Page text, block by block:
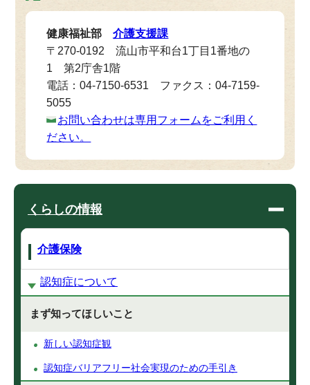
健康福祉部介護支援課
〒270-0192 流山市平和台1丁目1番地の
1 第2庁舎1階
電話：04-7150-6531 ファクス：04-7159-
5055
お問い合わせは専用フォームをご利用く
ださい。
くらしの情報
介護保険
認知症について
まず知ってほしいこと
新しい認知症観
認知症バリアフリー社会実現のための手引き